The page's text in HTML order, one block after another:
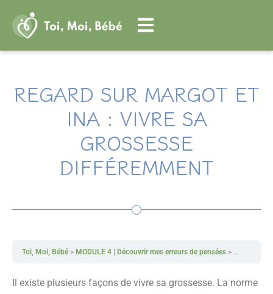
REGARD SUR MARGOT ET
INA : VIVRE SA
GROSSESSE
DIFFÉREMMENT
Toi, Moi, Bébé MODULE 4 | Découvrir mes erreurs de pensées Regard sur
Il existe plusieurs façons de vivre sa grossesse. La norme